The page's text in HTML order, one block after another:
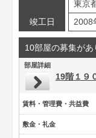
東京
竣工日
2008
10部屋の募集があ
部屋詳細
19階１９
賃料・管理費・共益費
敷金・礼金